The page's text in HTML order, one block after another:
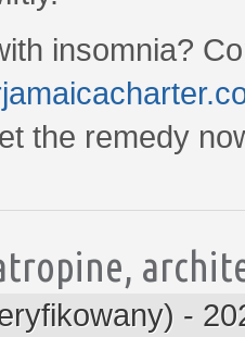
insomnia?
the remedy
-